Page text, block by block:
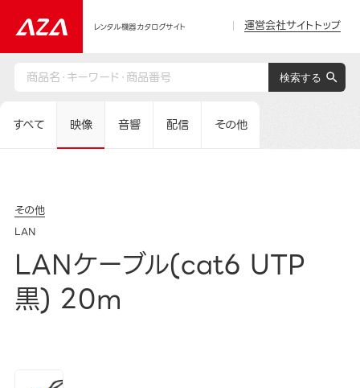
レンタル機器カタログサイト 運営会社サイトトップ
すべて 映像 音響 配信 その他
その他
LAN
LANケーブル(cat6 UTP
黒) 20m